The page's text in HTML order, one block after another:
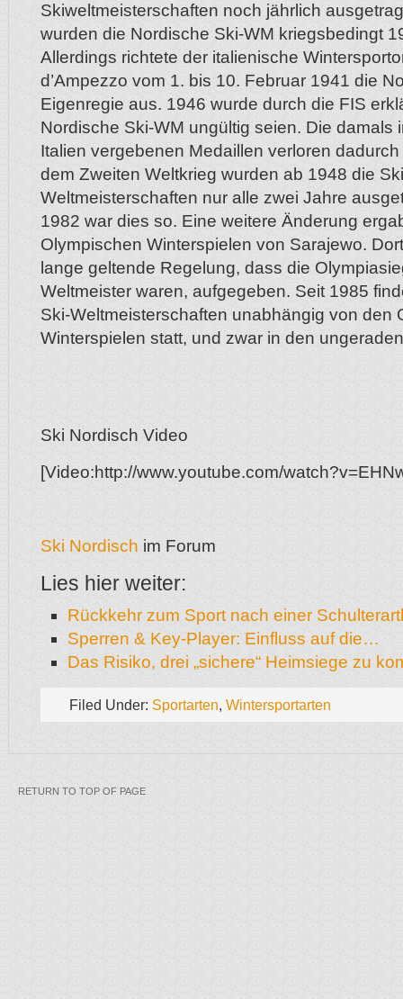
Skiweltmeisterschaften noch jährlich
wurden die Nordische Ski-WM kriegsbedingt
Allerdings richtete der italienische
d’Ampezzo vom 1. bis 10. Februar 1941 die
Eigenregie aus. 1946 wurde durch die FIS
Nordische Ski-WM ungültig seien. Die damals
Italien vergebenen Medaillen verloren
dem Zweiten Weltkrieg wurden ab 1948 die
Weltmeisterschaften nur alle zwei Jahre
1982 war dies so. Eine weitere Änderung
Olympischen Winterspielen von Sarajewo.
lange geltende Regelung, dass die
Weltmeister waren, aufgegeben. Seit 1985
Ski-Weltmeisterschaften unabhängig von den
Winterspielen statt, und zwar in den
Ski Nordisch Video
[Video:http://www.youtube.com/
Ski Nordisch im Forum
Lies hier weiter:
Rückkehr zum Sport nach einer
Sperren & Key-Player: Einfluss auf die…
Das Risiko, drei „sichere“ Heimsiege zu
Filed Under: Sportarten, Wintersportarten
RETURN TO TOP OF PAGE